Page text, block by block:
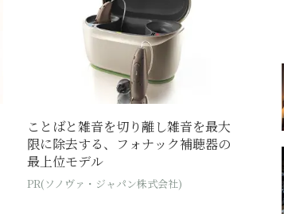
ことばと雑音を切り離し雑音を最大
限に除去する、フォナック補聴器の
最上位モデル
PR(ソノヴァ・ジャパン株式会社)